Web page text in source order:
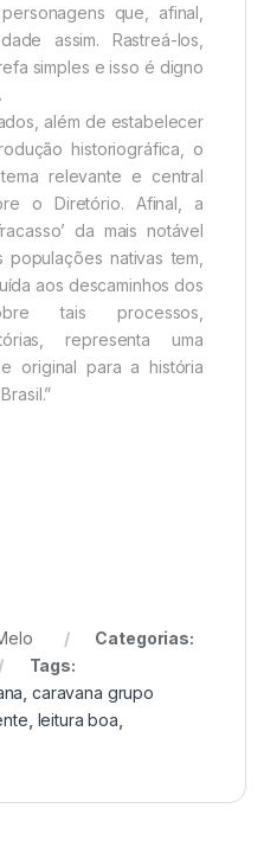
que, afinal,
assim. Rastreá-los,
simples e isso é digno
além de estabelecer
historiográfica, o
relevante e central
o Diretório. Afinal, a
da mais notável
nativas tem,
aos descaminhos dos
tais processos,
representa uma
original para a história
Categorias:
Tags:
caravana grupo
leitura boa